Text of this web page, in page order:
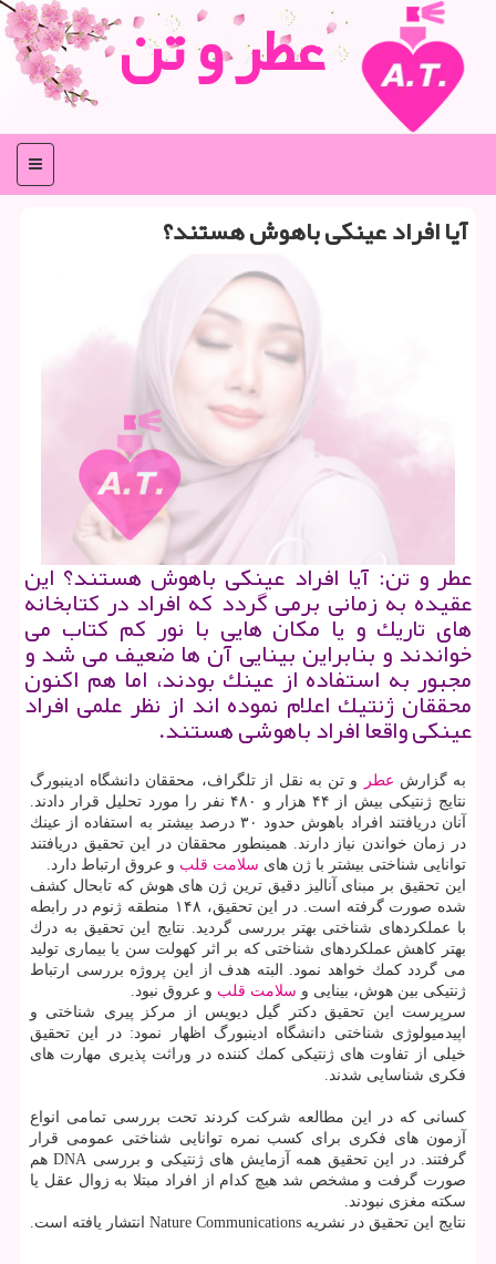
عطر و تن
منو
آیا افراد عینكی باهوش هستند؟
عطر و تن: آیا افراد عینكی باهوش هستند؟ این
عقیده به زمانی برمی گردد كه افراد در كتابخانه
های تاریك و یا مكان هایی با نور كم كتاب می
خواندند و بنابراین بینایی آن ها ضعیف می شد و
مجبور به استفاده از عینك بودند، اما هم اكنون
محققان ژنتیك اعلام نموده اند از نظر علمی افراد
عینكی واقعا افراد باهوشی هستند.
به گزارش عطر
و تن به نقل از تلگراف، محققان دانشگاه ادینبورگ
نتایج ژنتیكی بیش از ۴۴ هزار و ۴۸۰ نفر را مورد تحلیل قرار دادند.
آنان دریافتند افراد باهوش حدود ۳۰ درصد بیشتر به استفاده از عینك
در زمان خواندن نیاز دارند. همینطور محققان در این تحقیق دریافتند
توانایی شناختی بیشتر با ژن های سلامت قلب و عروق ارتباط دارد.
این تحقیق بر مبنای آنالیز دقیق ترین ژن های هوش كه تابحال كشف
شده صورت گرفته است. در این تحقیق، ۱۴۸ منطقه ژنوم در رابطه
با عملكردهای شناختی بهتر بررسی گردید. نتایج این تحقیق به درك
بهتر كاهش عملكردهای شناختی كه بر اثر كهولت سن یا بیماری تولید
می گردد كمك خواهد نمود. البته هدف از این پروژه بررسی ارتباط
ژنتیكی بین هوش، بینایی و سلامت قلب و عروق نبود.
سرپرست این تحقیق دكتر گیل دیویس از مركز پیری شناختی و
اپیدمیولوژی شناختی دانشگاه ادینبورگ اظهار نمود: در این تحقیق
خیلی از تفاوت های ژنتیكی كمك كننده در وراثت پذیری مهارت های
فكری شناسایی شدند.
كسانی كه در این مطالعه شركت كردند تحت بررسی تمامی انواع
آزمون های فكری برای كسب نمره توانایی شناختی عمومی قرار
گرفتند. در این تحقیق همه آزمایش های ژنتیكی و بررسی DNA هم
صورت گرفت و مشخص شد هیچ كدام از افراد مبتلا به زوال عقل یا
سكته مغزی نبودند.
نتایج این تحقیق در نشریه Nature Communications انتشار یافته است.